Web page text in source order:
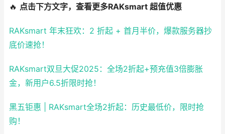
🔥 点击下方文字，查看更多RAKsmart 超值优惠
RAKsmart 年末狂欢：2 折起 + 首月半价，爆款服务器抄
底价速抢！
RAKsmart双旦大促2025：全场2折起+预充值3倍膨胀
金，新用户6.5折限时抢！
黑五钜惠 | RAKsmart全场2折起：历史最低价，限时抢
购！